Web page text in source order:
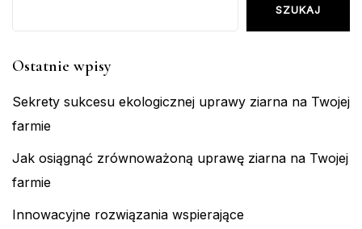
SZUKAJ
Ostatnie wpisy
Sekrety sukcesu ekologicznej uprawy ziarna na Twojej
farmie
Jak osiągnąć zrównoważoną uprawę ziarna na Twojej
farmie
Innowacyjne rozwiązania wspierające